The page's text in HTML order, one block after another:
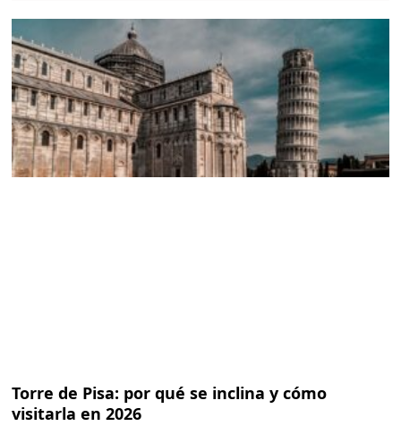
Torre de Pisa: por qué se inclina y cómo
visitarla en 2026